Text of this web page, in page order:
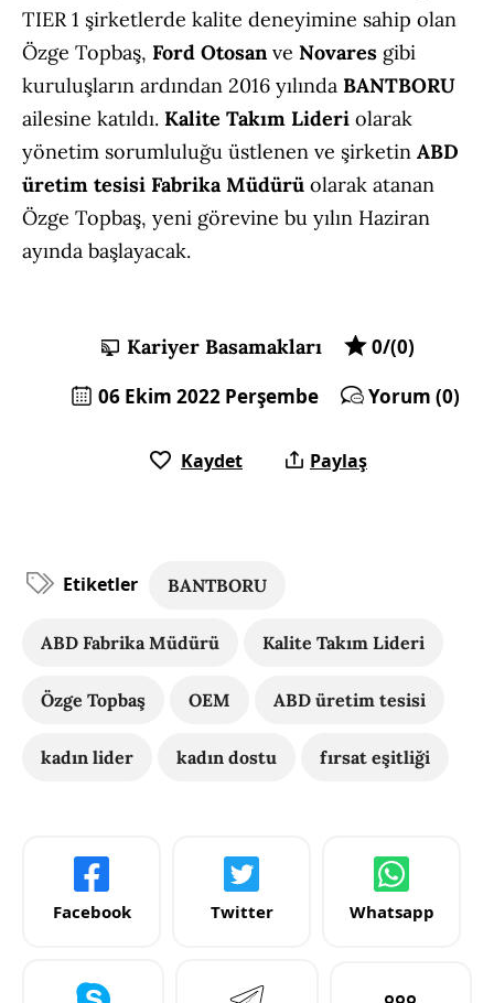
TIER 1 şirketlerde kalite deneyimine sahip olan
Özge Topbaş, Ford Otosan ve Novares gibi
kuruluşların ardından 2016 yılında BANTBORU
ailesine katıldı. Kalite Takım Lideri olarak
yönetim sorumluluğu üstlenen ve şirketin ABD
üretim tesisi Fabrika Müdürü olarak atanan
Özge Topbaş, yeni görevine bu yılın Haziran
ayında başlayacak.
Kariyer Basamakları
0/(0)
06 Ekim 2022 Perşembe
Yorum (0)
Kaydet Paylaş
Etiketler BANTBORU
ABD Fabrika Müdürü Kalite Takım Lideri
Özge Topbaş OEM ABD üretim tesisi
kadın lider kadın dostu fırsat eşitliği
Facebook Twitter Whatsapp